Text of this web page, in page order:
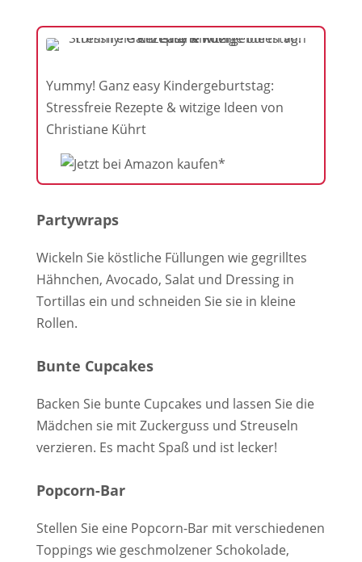
Yummy! Ganz easy Kindergeburtstag:
Stressfreie Rezepte & witzige Ideen von
Christiane Kührt
Partywraps
Wickeln Sie köstliche Füllungen wie gegrilltes
Hähnchen, Avocado, Salat und Dressing in
Tortillas ein und schneiden Sie sie in kleine
Rollen.
Bunte Cupcakes
Backen Sie bunte Cupcakes und lassen Sie die
Mädchen sie mit Zuckerguss und Streuseln
verzieren. Es macht Spaß und ist lecker!
Popcorn-Bar
Stellen Sie eine Popcorn-Bar mit verschiedenen
Toppings wie geschmolzener Schokolade,